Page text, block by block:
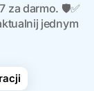
za darmo. 🛡️✅
jednym